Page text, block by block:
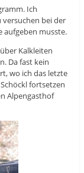
Ich
versuchen bei der
aufgeben musste.
Kalkleiten
Da fast kein
wo ich das letzte
fortsetzen
Alpengasthof